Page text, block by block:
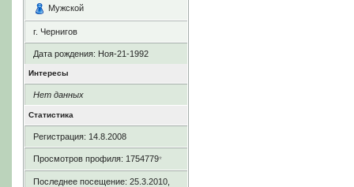
Мужской
г. Чернигов
Дата рождения: Ноя-21-1992
Интересы
Нет данных
Статистика
Регистрация: 14.8.2008
Просмотров профиля: 1754779*
Последнее посещение: 25.3.2010,